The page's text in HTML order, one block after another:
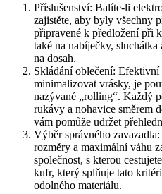
Příslušenství: Balíte-li
zajistěte, aby byly všechny
připravené k předložení při
také na nabíječky,
na dosah.
Skládání oblečení: Efektivní
minimalizovat vrásky, je
nazývané „rolling“. Každý
rukávy a nohavice směrem
vám pomůže udržet
Výběr správného
rozměry a maximální váhu
společnost, s kterou
kufr, který splňuje tato
odolného materiálu.